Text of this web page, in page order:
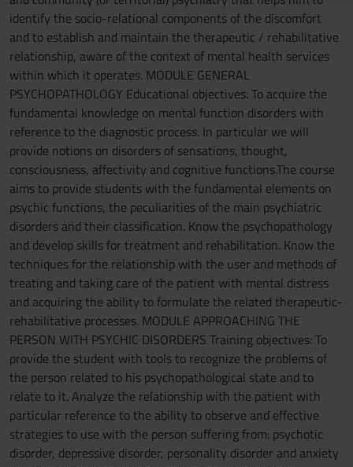
raccolto dal tuo utilizzo dei loro servizi.
identify the socio-relational components of the discomfort
and to establish and maintain the therapeutic / rehabilitative
relationship, aware of the context of mental health services
within which it operates. MODULE GENERAL
PSYCHOPATHOLOGY Educational objectives: To acquire the
fundamental knowledge on mental function disorders with
reference to the diagnostic process. In particular we will
provide notions on disorders of sensations, thought,
consciousness, affectivity and cognitive functions.The course
aims to provide students with the fundamental elements on
psychic functions, the peculiarities of the main psychiatric
disorders and their classification. Know the psychopathology
and develop skills for treatment and rehabilitation. Know the
techniques for the relationship with the user and methods of
treating and taking care of the patient with mental distress
and acquiring the ability to formulate the related therapeutic-
rehabilitative processes. MODULE APPROACHING THE
PERSON WITH PSYCHIC DISORDERS Training objectives: To
provide the student with tools to recognize the problems of
the person related to his psychopathological state and to
relate to it. Analyze the relationship with the patient with
particular reference to the ability to observe and effective
strategies to use with the person suffering from: psychotic
disorder, depressive disorder, personality disorder and anxiety